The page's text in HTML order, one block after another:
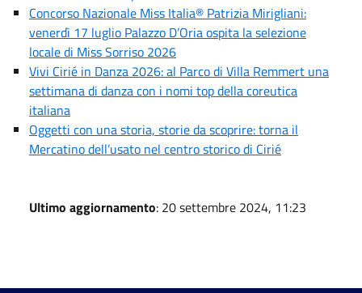
Concorso Nazionale Miss Italia® Patrizia Mirigliani:
venerdì 17 luglio Palazzo D’Oria ospita la selezione
locale di Miss Sorriso 2026
Vivi Cirié in Danza 2026: al Parco di Villa Remmert una
settimana di danza con i nomi top della coreutica
italiana
Oggetti con una storia, storie da scoprire: torna il
Mercatino dell’usato nel centro storico di Cirié
Ultimo aggiornamento: 20 settembre 2024, 11:23